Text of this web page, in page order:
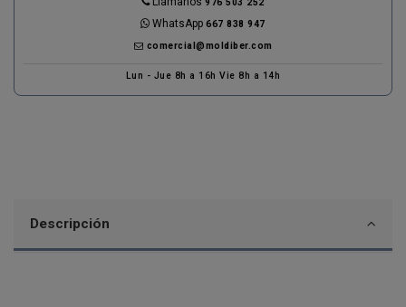
976 503 252
WhatsApp667 838 947
comercial@moldiber.com
Lun - Jue 8h a 16h Vie 8h a 14h
Descripción